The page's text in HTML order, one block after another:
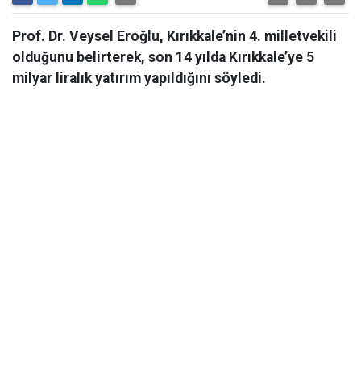
Prof. Dr. Veysel Eroğlu, Kırıkkale’nin 4. milletvekili
olduğunu belirterek, son 14 yılda Kırıkkale’ye 5
milyar liralık yatırım yapıldığını söyledi.